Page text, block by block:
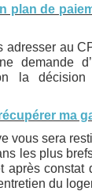
plan de
adresser au
demande
la
ma
vous sera
les plus
après constat
du